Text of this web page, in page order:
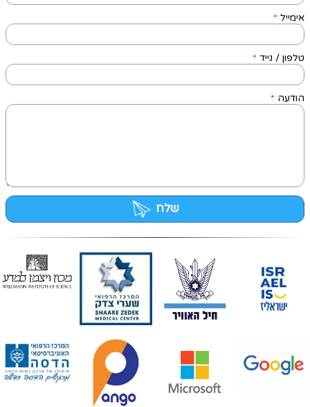
אימייל *
טלפון / נייד *
הודעה *
שלח